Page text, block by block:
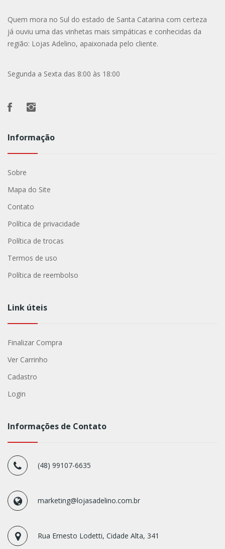
Quem mora no Sul do estado de Santa Catarina com certeza
já ouviu uma das vinhetas mais simpáticas e conhecidas da
região: Lojas Adelino, apaixonada pelo cliente.
Segunda a Sexta das 8:00 às 18:00
Informação
Sobre
Mapa do Site
Contato
Política de privacidade
Política de trocas
Termos de uso
Política de reembolso
Link úteis
Finalizar Compra
Ver Carrinho
Cadastro
Login
Informações de Contato
(48) 99107-6635
marketing@lojasadelino.com.br
Rua Ernesto Lodetti, Cidade Alta, 341